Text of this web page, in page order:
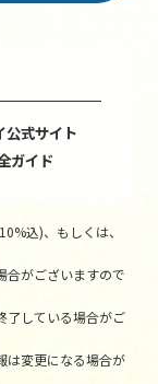
式サイト
ガイド
込)、もしくは、
がございますので
了している場合がご
は変更になる場合が